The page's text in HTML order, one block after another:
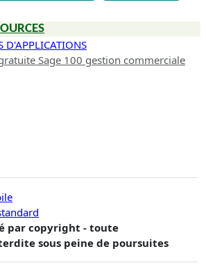
D'APPLICATIONS
Sage 100 gestion commerciale
par copyright - toute
sous peine de poursuites